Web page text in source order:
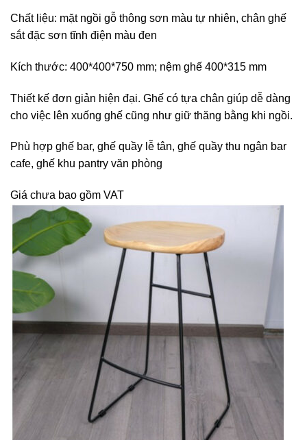
Chất liệu: mặt ngồi gỗ thông sơn màu tự nhiên, chân ghế
sắt đặc sơn tĩnh điện màu đen
Kích thước: 400*400*750 mm; nệm ghế 400*315 mm
Thiết kế đơn giản hiện đại. Ghế có tựa chân giúp dễ dàng
cho việc lên xuống ghế cũng như giữ thăng bằng khi ngồi.
Phù hợp ghế bar, ghế quầy lễ tân, ghế quầy thu ngân bar
cafe, ghế khu pantry văn phòng
Giá chưa bao gồm VAT